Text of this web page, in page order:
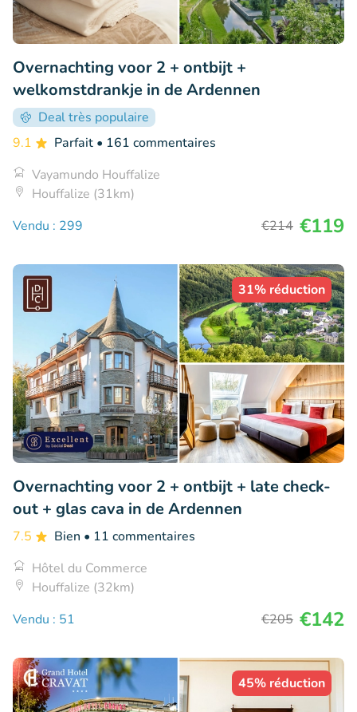
Overnachting voor 2 + ontbijt +
welkomstdrankje in de Ardennen
Deal très populaire
9.1
Parfait • 161 commentaires
Vayamundo Houffalize
Houffalize (31km)
Vendu : 299
€214 €119
31% réduction
Overnachting voor 2 + ontbijt + late check-
out + glas cava in de Ardennen
7.5 Bien • 11 commentaires
Hôtel du Commerce
Houffalize (32km)
Vendu : 51
€205 €142
45% réduction